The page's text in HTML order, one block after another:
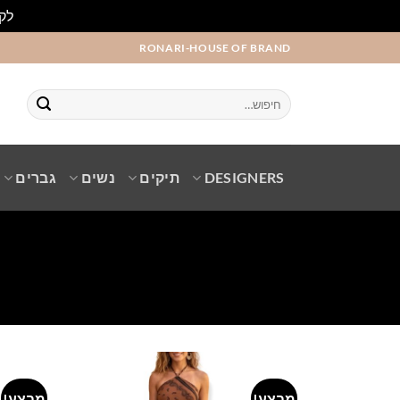
to
RONARI-HOUSE OF BRAND
חיפוש
עבור:
DESIGNERS תיקים נשים גברים